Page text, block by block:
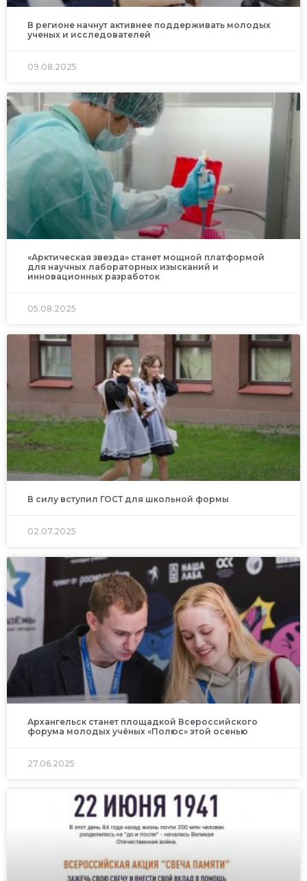
В регионе начнут активнее поддерживать молодых
ученых и исследователей
09.08.2025
«Арктическая звезда» станет мощной платформой
для научных лабораторных изысканий и
инновационных разработок
05.08.2025
В силу вступил ГОСТ для школьной формы
02.07.2025
Архангельск станет площадкой Всероссийского
форума молодых учёных «Полюс» этой осенью
27.06.2025